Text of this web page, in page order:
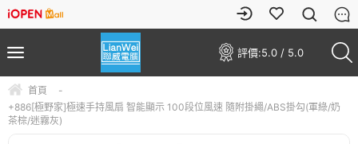
評價:5.0 / 5.0
首頁
-
+886[極野家]極速手持風扇 智能顯示 100段位風速 隨附掛繩/ABS掛勾(軍綠/奶
茶棕/迷霧灰)